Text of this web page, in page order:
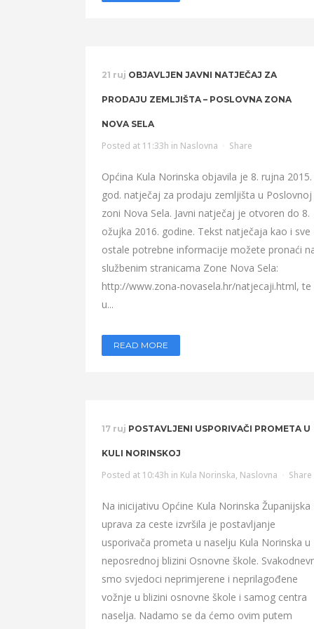
21 ruj OBJAVLJEN JAVNI NATJEČAJ ZA
PRODAJU ZEMLJIŠTA – POSLOVNA ZONA
NOVA SELA
Posted at 11:33h in Naslovna Share
Općina Kula Norinska objavila je 8. rujna 2015.
god. natječaj za prodaju zemljišta u Poslovnoj
zoni Nova Sela. Javni natječaj je otvoren do 8.
ožujka 2016. godine. Tekst natječaja kao i sve
ostale potrebne informacije možete pronaći
službenim stranicama Zone Nova Sela:
http://www.zona-novasela.hr/natjecaji.html, te
u...
READ MORE
17 ruj POSTAVLJENI USPORIVAČI PROMETA U
KULI NORINSKOJ
Posted at 10:43h in Kula Norinska, Naslovna Share
Na inicijativu Općine Kula Norinska Županijska
uprava za ceste izvršila je postavljanje
usporivača prometa u naselju Kula Norinska u
neposrednoj blizini Osnovne škole.
smo svjedoci neprimjerene i neprilagođene
vožnje u blizini osnovne škole i samog centra
naselja. Nadamo se da ćemo ovim putem